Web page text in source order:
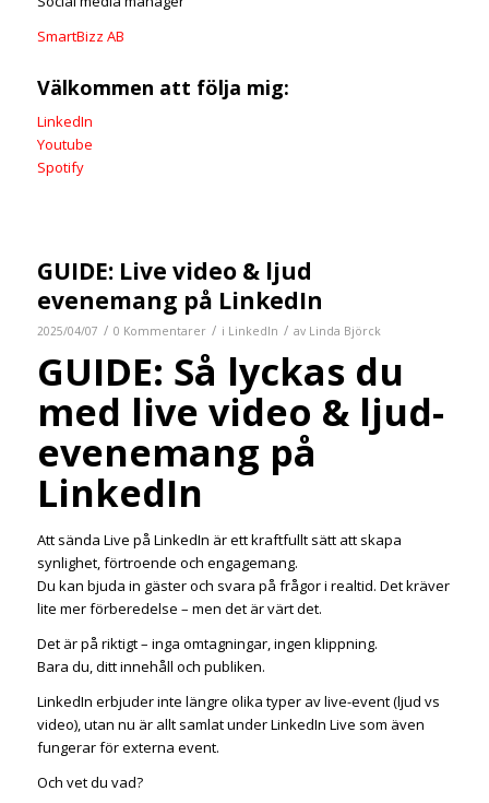
SmartBizz AB
Välkommen att följa mig:
LinkedIn
Youtube
Spotify
GUIDE: Live video & ljud
evenemang på LinkedIn
2025/04/07 / 0 Kommentarer / i LinkedIn / av Linda Björck
GUIDE: Så lyckas du
med live video & ljud-
evenemang på
LinkedIn
Att sända Live på LinkedIn är ett kraftfullt sätt att skapa
synlighet, förtroende och engagemang.
Du kan bjuda in gäster och svara på frågor i realtid. Det kräver
lite mer förberedelse – men det är värt det.
Det är på riktigt – inga omtagningar, ingen klippning.
Bara du, ditt innehåll och publiken.
LinkedIn erbjuder inte längre olika typer av live-event (ljud vs
video), utan nu är allt samlat under LinkedIn Live som även
fungerar för externa event.
Och vet du vad?